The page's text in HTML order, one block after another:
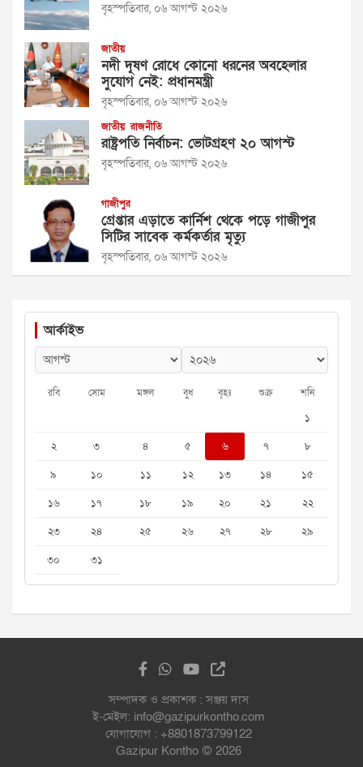
বৃহস্পতিবার, ০৬ আগস্ট ২০২৬
জাতীয়
নদী দূষণ রোধে কোনো ধরনের অবহেলার
সুযোগ নেই: প্রধানমন্ত্রী
বৃহস্পতিবার, ০৬ আগস্ট ২০২৬
জাতীয় রাজনীতি
রাষ্ট্রপতি নির্বাচন: ভোটগ্রহণ ২০ আগস্ট
বৃহস্পতিবার, ০৬ আগস্ট ২০২৬
গাজীপুর
গ্রেপ্তার এড়াতে কার্নিশ থেকে পড়ে গাজীপুর
সিটির সাবেক কর্মকর্তার মৃত্যু
বৃহস্পতিবার, ০৬ আগস্ট ২০২৬
আর্কাইভ
রবি সোম মঙ্গল বুধ বৃহঃ শুক্র শনি
১
২
৩ ৪ ৫ ৬ ৭
৮
৯
১০ ১১ ১২ ১৩ ১৪
১৫
১৬
১৭ ১৮ ১৯ ২০ ২১
২২
২৩
২৪ ২৫ ২৬ ২৭ ২৮
২৯
৩০
৩১
সম্পাদক ও প্রকাশক : সঞ্জয় দাস
ই-মেইল: info@gazipurkontho.com
যোগাযোগ : +8801873799122
Gazipur Kontho © 2026